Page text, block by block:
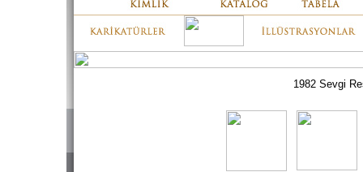
1982 Sevgi